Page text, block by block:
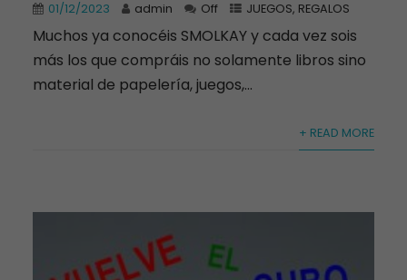
01/12/2023 admin Off JUEGOS, REGALOS
Muchos ya conocéis SMOLKAY y cada vez sois
más los que compráis no solamente libros sino
material de papelería, juegos,...
+ READ MORE